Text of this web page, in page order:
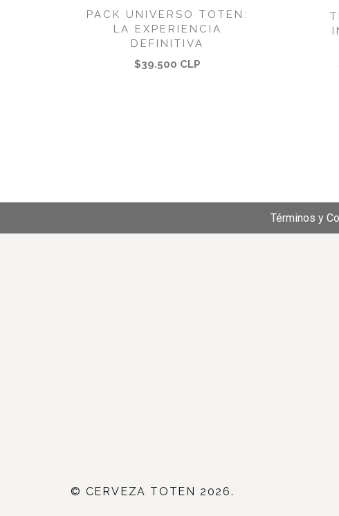
PACK UNIVERSO TOTEN:
LA EXPERIENCIA
DEFINITIVA
$39.500 CLP
Términos y
© CERVEZA TOTEN 2026.